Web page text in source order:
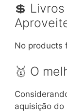
💲
No products
🥇 O
aquisição do